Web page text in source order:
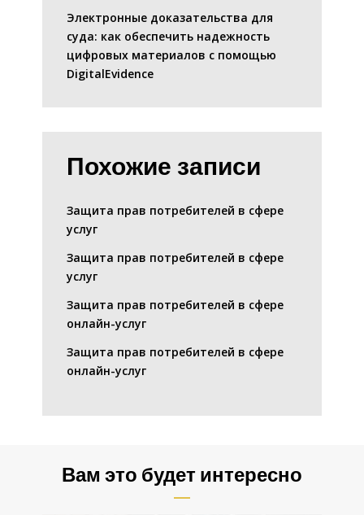
Электронные доказательства для
суда: как обеспечить надежность
цифровых материалов с помощью
DigitalEvidence
Похожие записи
Защита прав потребителей в сфере
услуг
Защита прав потребителей в сфере
услуг
Защита прав потребителей в сфере
онлайн-услуг
Защита прав потребителей в сфере
онлайн-услуг
Вам это будет интересно